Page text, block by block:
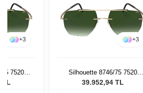
+3
7520
TL
+3
Silhouette 8746/75 7520
Erkek Güneş Gözlüğü
39.952,94 TL